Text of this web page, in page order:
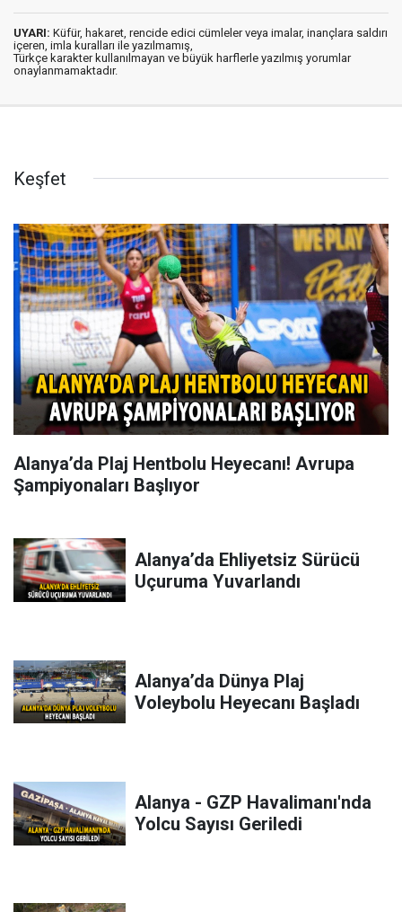
UYARI: Küfür, hakaret, rencide edici cümleler veya imalar, inançlara saldırı
içeren, imla kuralları ile yazılmamış,
Türkçe karakter kullanılmayan ve büyük harflerle yazılmış yorumlar
onaylanmamaktadır.
Keşfet
Alanya’da Plaj Hentbolu Heyecanı! Avrupa
Şampiyonaları Başlıyor
Alanya’da Ehliyetsiz Sürücü
Uçuruma Yuvarlandı
Alanya’da Dünya Plaj
Voleybolu Heyecanı Başladı
Alanya - GZP Havalimanı'nda
Yolcu Sayısı Geriledi